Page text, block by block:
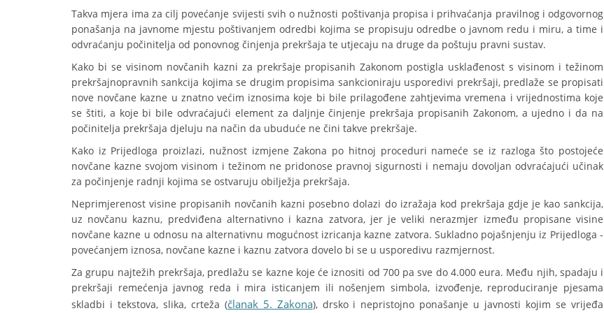
Takva mjera ima za cilj povećanje svijesti svih o nužnosti poštivanja propisa i prihvaćanja pravilnog i odgovornog
ponašanja na javnome mjestu poštivanjem odredbi kojima se propisuju odredbe o javnom redu i miru, a time i
odvraćanju počinitelja od ponovnog činjenja prekršaja te utjecaju na druge da poštuju pravni sustav.
Kako bi se visinom novčanih kazni za prekršaje propisanih Zakonom postigla usklađenost s visinom i težinom
prekršajnopravnih sankcija kojima se drugim propisima sankcioniraju usporedivi prekršaji, predlaže se propisati
nove novčane kazne u znatno većim iznosima koje bi bile prilagođene zahtjevima vremena i vrijednostima koje
se štiti, a koje bi bile odvraćajući element za daljnje činjenje prekršaja propisanih Zakonom, a ujedno i da na
počinitelja prekršaja djeluju na način da ubuduće ne čini takve prekršaje.
Kako iz Prijedloga proizlazi, nužnost izmjene Zakona po hitnoj proceduri nameće se iz razloga što postojeće
novčane kazne svojom visinom i težinom ne pridonose pravnoj sigurnosti i nemaju dovoljan odvraćajući učinak
za počinjenje radnji kojima se ostvaruju obilježja prekršaja.
Neprimjerenost visine propisanih novčanih kazni posebno dolazi do izražaja kod prekršaja gdje je kao sankcija,
uz novčanu kaznu, predviđena alternativno i kazna zatvora, jer je veliki nerazmjer između propisane visine
novčane kazne u odnosu na alternativnu mogućnost izricanja kazne zatvora. Sukladno pojašnjenju iz Prijedloga -
povećanjem iznosa, novčane kazne i kaznu zatvora dovelo bi se u usporedivu razmjernost.
Za grupu najtežih prekršaja, predlažu se kazne koje će iznositi od 700 pa sve do 4.000 eura. Među njih, spadaju i
prekršaji remećenja javnog reda i mira isticanjem ili nošenjem simbola, izvođenje, reproduciranje pjesama
skladbi i tekstova, slika, crteža (članak 5. Zakona), drsko i nepristojno ponašanje u javnosti kojim se vrijeđa